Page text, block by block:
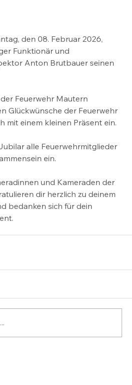
den 08. Februar 2026,
Funktionär und
Anton Brutbauer seinen
Feuerwehr Mautern
Glückwünsche der Feuerwehr
mit einem kleinen Präsent ein.
alle Feuerwehrmitglieder
ein.
und Kameraden der
dir herzlich zu deinem
bedanken sich für dein